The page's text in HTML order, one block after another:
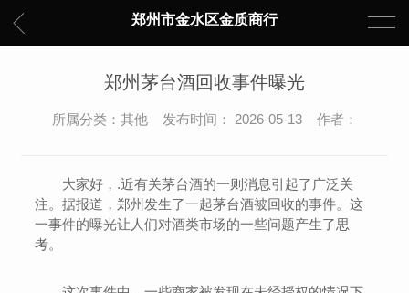
郑州市金水区金质商行
郑州茅台酒回收事件曝光
所属分类：其他 发布时间： 2026-05-13 作者：
大家好，.近有关茅台酒的一则消息引起了广泛关
注。据报道，郑州发生了一起茅台酒被回收的事件。这
一事件的曝光让人们对酒类市场的一些问题产生了思
考。